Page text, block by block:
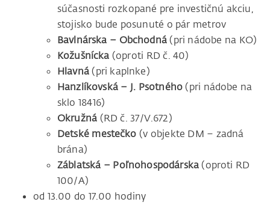
súčasnosti rozkopané pre investičnú akciu,
stojisko bude posunuté o pár metrov
Bavlnárska – Obchodná(pri nádobe na KO)
Kožušnícka (oproti RD č. 40)
Hlavná(pri kaplnke)
Hanzlíkovská – J. Psotného (pri nádobe na
sklo 18416)
Okružná (RD č. 37/V.672)
Detské mestečko (v objekte DM – zadná
brána)
Záblatská – Poľnohospodárska (oproti RD
100/A)
od 13.00 do 17.00 hodiny